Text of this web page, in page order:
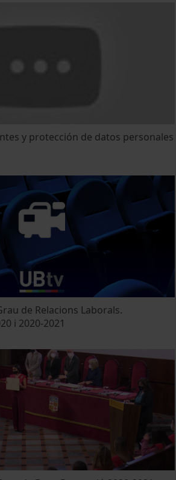
y protección de datos personales
de Relacions Laborals.
i 2020-2021